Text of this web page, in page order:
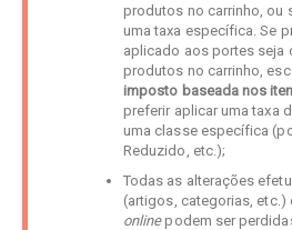
produtos no carrinho, ou
uma taxa específica. Se
aplicado aos portes seja
produtos no carrinho,
imposto baseada nos
preferir aplicar uma taxa
uma classe específica
Reduzido, etc.);
Todas as alterações
(artigos, categorias, etc.)
onlinepodem ser